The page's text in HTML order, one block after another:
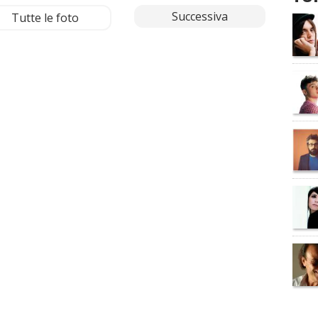
Tutte le foto Successiva